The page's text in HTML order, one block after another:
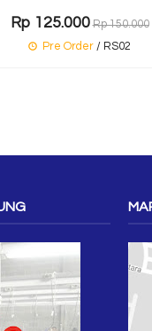
Rp 125.000 Rp 150.000
Pre Order / RS02